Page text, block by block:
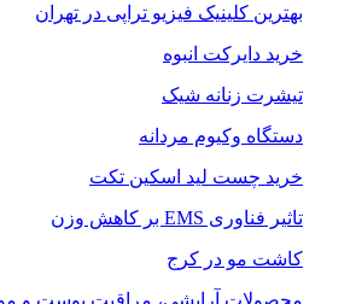
بهترین کلینیک فیزیو تراپی در تهران
خرید دایرکت انبوه
تیشرت زنانه شیک
دستگاه وکیوم مردانه
خرید چست لید اسکین تکت
تاثیر فناوری EMS بر کاهش وزن
کاشت مو در کرج
محصولات آرایشی، مراقبت پوست و مو